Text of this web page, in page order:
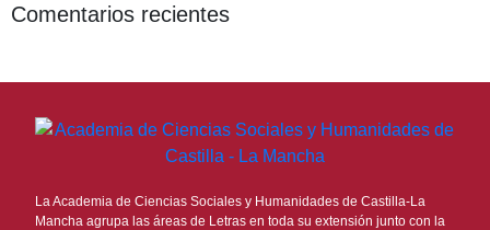
Comentarios recientes
La Academia de Ciencias Sociales y Humanidades de Castilla-La
Mancha agrupa las áreas de Letras en toda su extensión junto con la